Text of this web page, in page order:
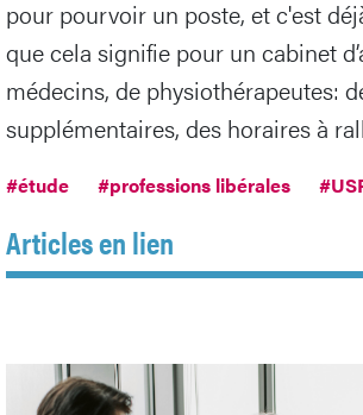
pour pourvoir un poste, et c'est
que cela signifie pour un cabinet
médecins, de physiothérapeutes:
supplémentaires, des horaires à
#étude #professions libérales
Articles en lien